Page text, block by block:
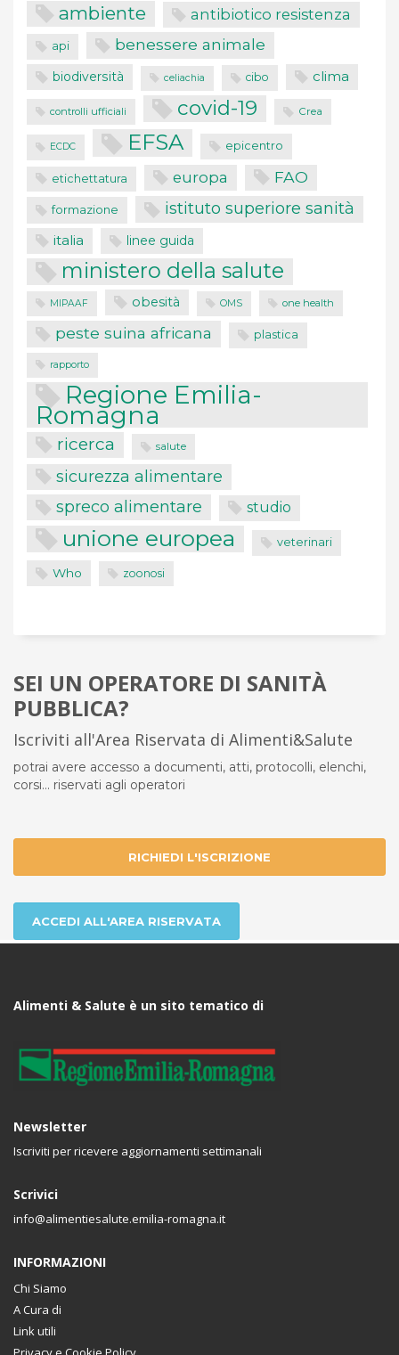
ambiente antibiotico resistenza
api benessere animale
biodiversità celiachia cibo clima
controlli ufficiali covid-19 Crea
ECDC EFSA epicentro
etichettatura europa FAO
formazione istituto superiore sanità
italia linee guida
ministero della salute
MIPAAF obesità OMS one health
peste suina africana plastica
rapporto
Regione Emilia-
Romagna
ricerca salute
sicurezza alimentare
spreco alimentare studio
unione europea veterinari
Who zoonosi
SEI UN OPERATORE DI SANITÀ
PUBBLICA?
Iscriviti all'Area Riservata di Alimenti&Salute
potrai avere accesso a documenti, atti, protocolli, elenchi,
corsi... riservati agli operatori
RICHIEDI L'ISCRIZIONE
ACCEDI ALL'AREA RISERVATA
Alimenti & Salute è un sito tematico di
Newsletter
Iscriviti per ricevere aggiornamenti settimanali
Scrivici
info@alimentiesalute.emilia-romagna.it
INFORMAZIONI
Chi Siamo
A Cura di
Link utili